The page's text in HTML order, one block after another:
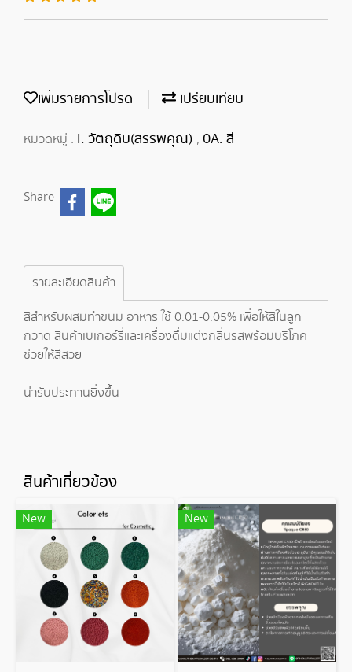
เพิ่มรายการโปรด เปรียบเทียบ
หมวดหมู่ : I. วัตถุดิบ(สรรพคุณ) , 0A. สี
Share
รายละเอียดสินค้า
สีสำหรับผสมทำขนม อาหาร ใช้ 0.01-0.05% เพื่อให้สีในลูก
กวาด สินค้าเบเกอร์รี่และเครื่องดื่มแต่งกลิ่นรสพร้อมบริโภค
ช่วยให้สีสวย
น่ารับประทานยิ่งขึ้น
สินค้าเกี่ยวข้อง
New New